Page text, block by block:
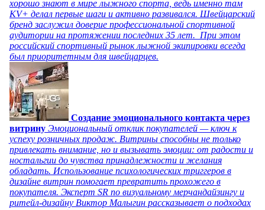
хорошо знают в мире лыжного спорта, ведь именно там
KV+ делал первые шаги и активно развивался. Швейцарский
бренд заслужил доверие профессиональной спортивной
аудитории на протяжении последних 35 лет. При этом
российский спортивный рынок лыжной экипировки всегда
был приоритетным для швейцарцев.
Создание эмоционального контакта через
витрину Эмоциональный отклик покупателей — ключ к
успеху розничных продаж. Витрины способны не только
привлекать внимание, но и вызывать эмоции: от радости и
ностальгии до чувства принадлежности и желания
обладать. Использование психологических триггеров в
дизайне витрин помогает превратить прохожего в
покупателя. Эксперт SR по визуальному мерчандайзингу и
ритейл-дизайну Виктор Малыгин рассказывает о подходах